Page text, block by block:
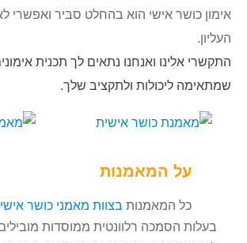
אימון כושר אישי הוא בהחלט סביר ואפשרי
העליון.
התקשרי אלינו ואנחנו נתאים לך תכנית
שמתאימה ליכולות ולתקציב שלך.
על המאמנות
כל המאמנות בצוות מאמני כושר
בעלות הסמכה רלוונטית ממוסדות מובילים